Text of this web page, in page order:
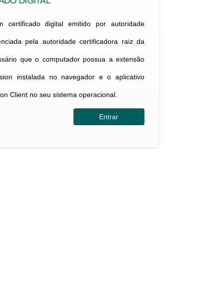
certificado digital emitido por autoridade
pela autoridade certificadora raiz da
que o computador possua a extensão
instalada no navegador e o aplicativo
Client no seu sistema operacional.